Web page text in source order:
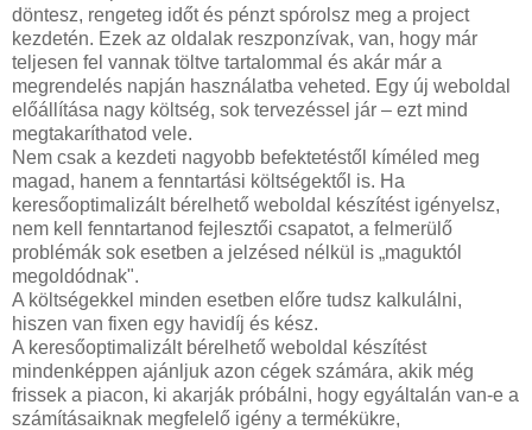
döntesz, rengeteg időt és pénzt spórolsz meg a project
kezdetén. Ezek az oldalak reszponzívak, van, hogy már
teljesen fel vannak töltve tartalommal és akár már a
megrendelés napján használatba veheted. Egy új weboldal
előállítása nagy költség, sok tervezéssel jár – ezt mind
megtakaríthatod vele.
Nem csak a kezdeti nagyobb befektetéstől kíméled meg
magad, hanem a fenntartási költségektől is. Ha
keresőoptimalizált bérelhető weboldal készítést igényelsz,
nem kell fenntartanod fejlesztői csapatot, a felmerülő
problémák sok esetben a jelzésed nélkül is „maguktól
megoldódnak".
A költségekkel minden esetben előre tudsz kalkulálni,
hiszen van fixen egy havidíj és kész.
A keresőoptimalizált bérelhető weboldal készítést
mindenképpen ajánljuk azon cégek számára, akik még
frissek a piacon, ki akarják próbálni, hogy egyáltalán van-e a
számításaiknak megfelelő igény a termékükre,